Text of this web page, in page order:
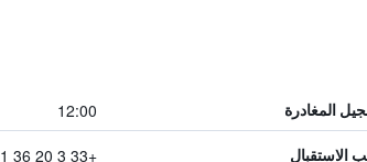
المغادرة 12:00
الاستقبال +33 3 20 36 01 96